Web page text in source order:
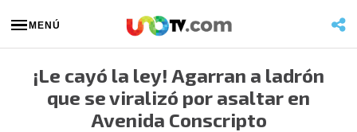
MENÚ
¡Le cayó la ley! Agarran a ladrón
que se viralizó por asaltar en
Avenida Conscripto